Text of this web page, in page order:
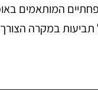
המותאמים
תביעות במקרה